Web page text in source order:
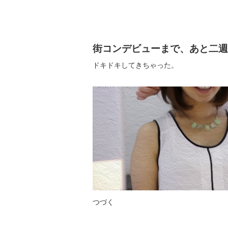
街コンデビューまで、あと二
ドキドキしてきちゃった。
つづく